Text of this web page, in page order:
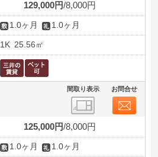
129,000円 8,000円
1.0ヶ月 1.0ヶ月
1K 25.56㎡
間取り表示 お問合せ
125,000円 8,000円
1.0ヶ月 1.0ヶ月